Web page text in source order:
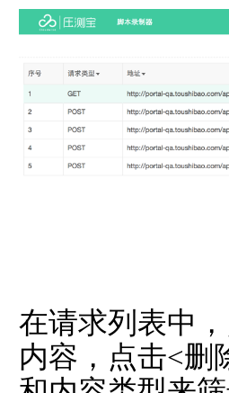
在请求列表中
内容，点击<删